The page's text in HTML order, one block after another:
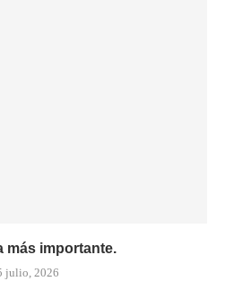
más importante.
julio, 2026